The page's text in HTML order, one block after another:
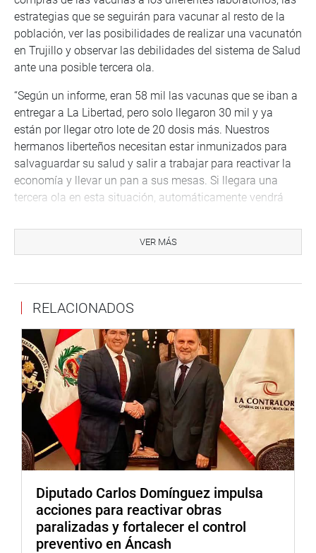
estrategias que se seguirán para vacunar al resto de la
población, ver las posibilidades de realizar una vacunatón
en Trujillo y observar las debilidades del sistema de Salud
ante una posible tercera ola.
“Según un informe, eran 58 mil las vacunas que se iban a
entregar a La Libertad, pero solo llegaron 30 mil y ya
están por llegar otro lote de 20 dosis más. Nuestros
hermanos liberteños necesitan estar inmunizados para
salvaguardar su salud y salir a trabajar para reactivar la
economía y llevar un pan a sus mesas. Si llegara una
tercera ola en esta situación, automáticamente vendrá
vamos a seguir haciendo coordinaciones porque en La
Libertad se tiene que priorizar la vida de las personas”,
DESPACHO CONGRESAL
VER MÁS
RELACIONADOS
Diputado Carlos Domínguez impulsa
acciones para reactivar obras
paralizadas y fortalecer el control
preventivo en Áncash